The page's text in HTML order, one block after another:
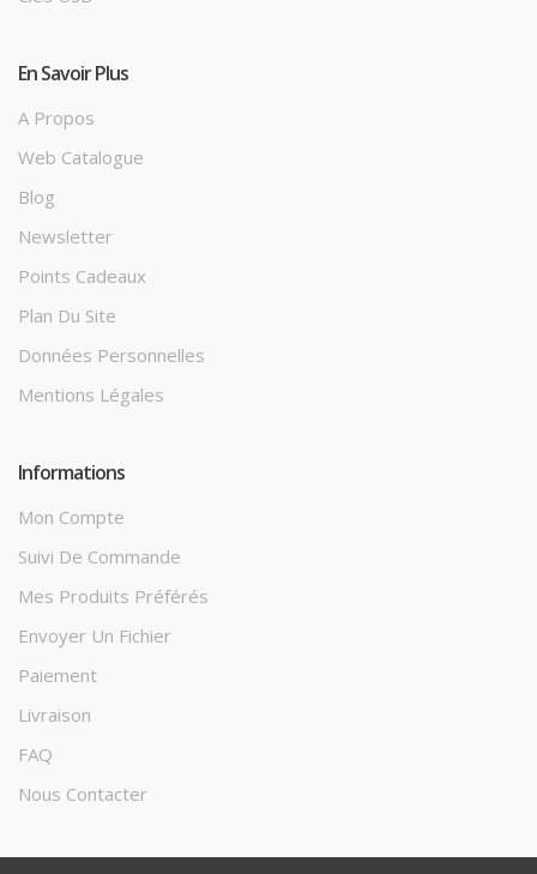
En Savoir Plus
A Propos
Web Catalogue
Blog
Newsletter
Points Cadeaux
Plan Du Site
Données Personnelles
Mentions Légales
Informations
Mon Compte
Suivi De Commande
Mes Produits Préférés
Envoyer Un Fichier
Paiement
Livraison
FAQ
Nous Contacter